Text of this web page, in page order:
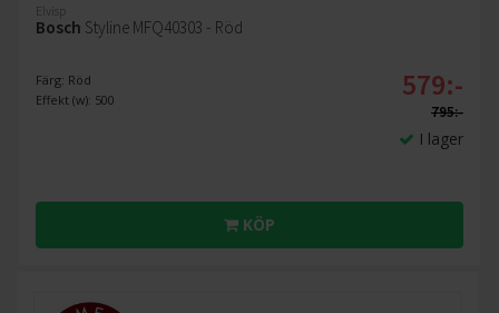
Elvisp
Bosch Styline MFQ40303 - Röd
Färg: Röd
Effekt (w): 500
579:-
795:-
I lager
KÖP